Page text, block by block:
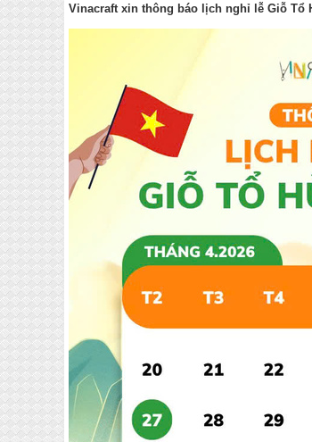
Vinacraft xin thông báo lịch nghỉ lễ Giỗ Tổ